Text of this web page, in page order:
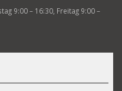
9:00 – 16:30, Freitag 9:00 –